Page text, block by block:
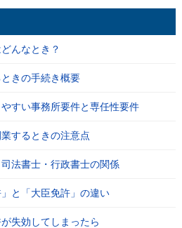
んなとき？
きの手続き概要
すい事務所要件と専任性要件
するときの注意点
法書士・行政書士の関係
と「大臣免許」の違い
失効してしまったら